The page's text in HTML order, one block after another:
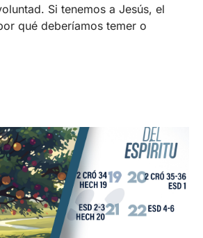
Si tenemos a Jesús, el
qué deberíamos temer o